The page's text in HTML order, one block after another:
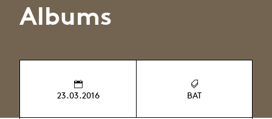
Albums
23.03.2016 BAT